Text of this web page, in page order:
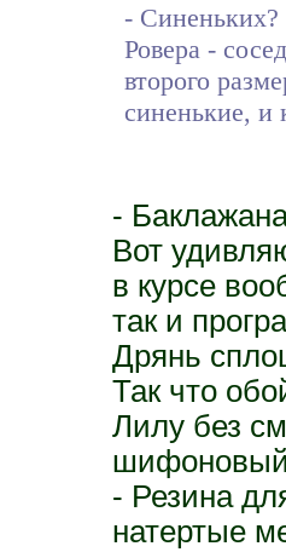
- Синеньких?
Ровера -
второго
синенькие, и
-
Вот
в курсе
так и
Дрянь
Так что
Лилу без
- Резина
натертые